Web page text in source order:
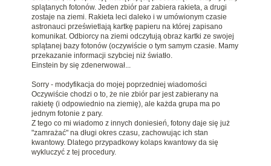
splątanych fotonów. Jeden zbiór par zabiera rakieta, a drugi
zostaje na ziemi. Rakieta leci daleko i w umówionym czasie
astronauci prześwietlają kartkę papieru na której zapisano
komunikat. Odbiorcy na ziemi odczytują obraz kartki ze swojej
splątanej bazy fotonów (oczywiście o tym samym czasie. Mamy
przekazanie informacji szybciej niż światło.
Einstein by się zdenerwował...
Sorry - modyfikacja do mojej poprzedniej wiadomości
Oczywiście chodzi o to, że nie zbiór par jest zabierany na
rakietę (i odpowiednio na ziemię), ale każda grupa ma po
jednym fotonie z pary.
Z tego co mi wiadomo z innych doniesień, fotony daje się już
"zamrażać" na długi okres czasu, zachowując ich stan
kwantowy. Dlatego przypadkowy kolaps kwantowy da się
wykluczyć z tej procedury.